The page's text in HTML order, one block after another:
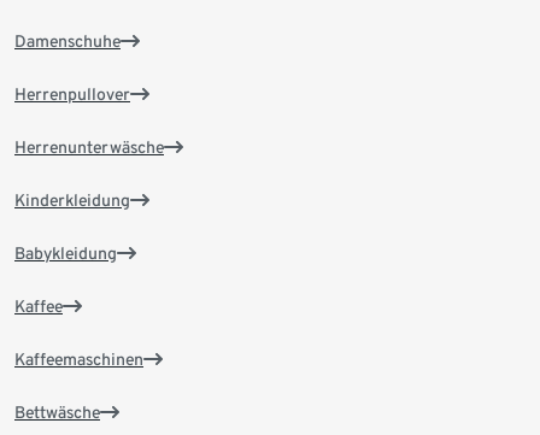
Damenschuhe
Herrenpullover
Herrenunterwäsche
Kinderkleidung
Babykleidung
Kaffee
Kaffeemaschinen
Bettwäsche